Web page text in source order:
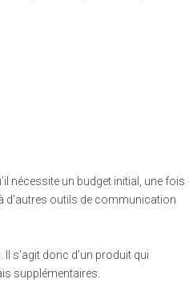
nécessite un budget initial, une fois
d’autres outils de communication
s’agit donc d’un produit qui
supplémentaires.